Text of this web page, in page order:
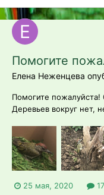
Помогите
Елена Неженцева
Помогите пожалуйста!
Деревьев вокруг нет,
Не понимаю взрослая
то откуда он взялся в
нет! Боюсь ,ч...
25 мая, 2020